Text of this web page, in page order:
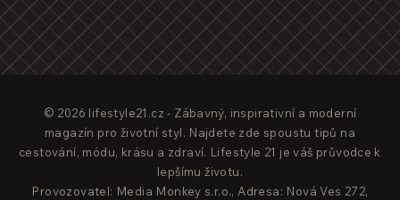
© 2026 lifestyle21.cz - Zábavný, inspirativní a moderní
magazín pro životní styl. Najdete zde spoustu tipů na
cestování, módu, krásu a zdraví. Lifestyle 21 je váš průvodce k
lepšímu životu.
Provozovatel: Media Monkey s.r.o., Adresa: Nová Ves 272,